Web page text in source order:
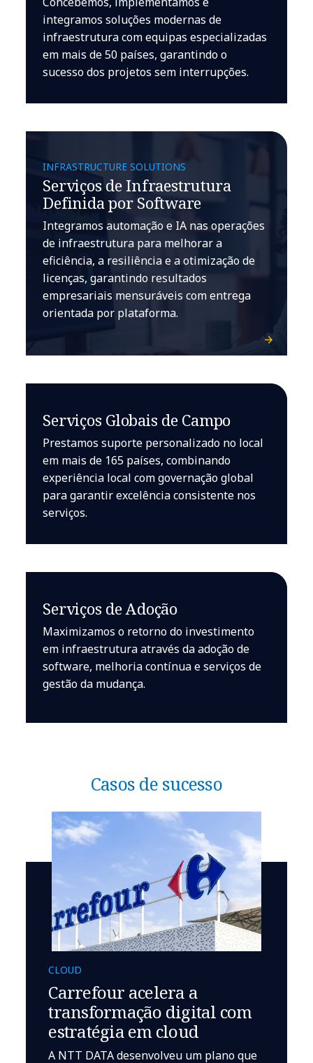
integramos soluções modernas de
infraestrutura com equipas especializadas
em mais de 50 países, garantindo o
sucesso dos projetos sem interrupções.
INFRASTRUCTURE SOLUTIONS
Serviços de Infraestrutura
Definida por Software
Integramos automação e IA nas operações
de infraestrutura para melhorar a
eficiência, a resiliência e a otimização de
licenças, garantindo resultados
empresariais mensuráveis com entrega
orientada por plataforma.
Serviços Globais de Campo
Prestamos suporte personalizado no local
em mais de 165 países, combinando
experiência local com governação global
para garantir excelência consistente nos
serviços.
Serviços de Adoção
Maximizamos o retorno do investimento
em infraestrutura através da adoção de
software, melhoria contínua e serviços de
gestão da mudança.
Casos de sucesso
CLOUD
Carrefour acelera a
transformação digital com
estratégia em cloud
A NTT DATA desenvolveu um plano que